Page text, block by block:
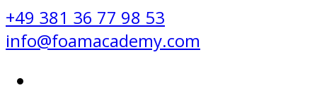
+49 381 36 77 98 53
info@foamacademy.com